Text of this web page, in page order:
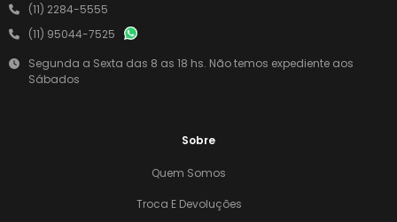
(11) 2284-5555
(11) 95044-7525
Segunda a Sexta das 8 as 18 hs. Não temos expediente aos
Sábados
Sobre
Quem Somos
Troca E Devoluções